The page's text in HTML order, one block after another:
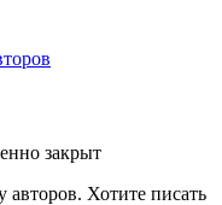
закрыт
Хотите писать